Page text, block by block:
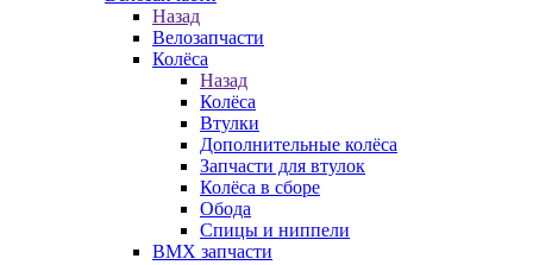
Назад
Велозапчасти
Колёса
Назад
Колёса
Втулки
Дополнительные колёса
Запчасти для втулок
Колёса в сборе
Обода
Спицы и ниппели
BMX запчасти